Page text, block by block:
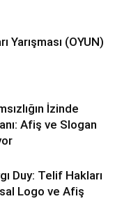
Yarışması (OYUN)
İzinde
Afiş ve Slogan
Duy: Telif Hakları
Logo ve Afiş